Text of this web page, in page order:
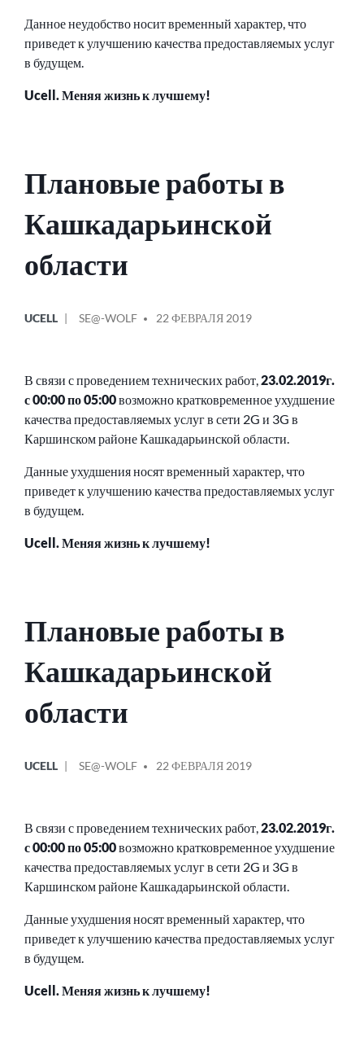
Данное неудобство носит временный характер, что
приведет к улучшению качества предоставляемых услуг
в будущем.
Ucell. Меняя жизнь к лучшему!
Плановые работы в
Кашкадарьинской
области
В
UCELL
ОТ
SE@-WOLF 22 ФЕВРАЛЯ 2019
В связи с проведением технических работ,23.02.2019г.
с 00:00 по 05:00возможно кратковременное ухудшение
качества предоставляемых услуг в сети 2G и 3G в
Каршинском районе Кашкадарьинской области.
Данные ухудшения носят временный характер, что
приведет к улучшению качества предоставляемых услуг
в будущем.
Ucell. Меняя жизнь к лучшему!
Плановые работы в
Кашкадарьинской
области
В
UCELL
ОТ
SE@-WOLF 22 ФЕВРАЛЯ 2019
В связи с проведением технических работ,23.02.2019г.
с 00:00 по 05:00возможно кратковременное ухудшение
качества предоставляемых услуг в сети 2G и 3G в
Каршинском районе Кашкадарьинской области.
Данные ухудшения носят временный характер, что
приведет к улучшению качества предоставляемых услуг
в будущем.
Ucell. Меняя жизнь к лучшему!